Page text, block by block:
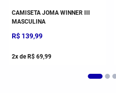
CAMISETA JOMA WINNER III
MASCULINA
R$ 139,99
2x deR$ 69,99